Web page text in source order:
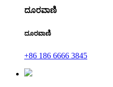
ದೂರವಾಣಿ
ದೂರವಾಣಿ
+86 186 6666 3845